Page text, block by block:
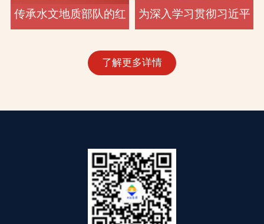
什么？答案是：爆发！爆发的是速度与力量，
际，为弘扬中华民族传统文化，营造热烈祥和的
色基因，深耕“岩土多元+数智科技”发展战略，
为深入学习贯彻习近平生态文明思想，将党旗
“织愈她力量·指尖上
了解更多详情